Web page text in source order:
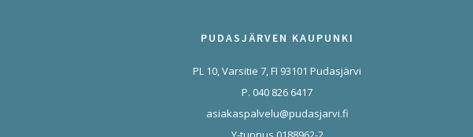
PUDASJÄRVEN KAUPUNKI
PL 10, Varsitie 7, FI 93101 Pudasjärvi
P. 040 826 6417
asiakaspalvelu@pudasjarvi.fi